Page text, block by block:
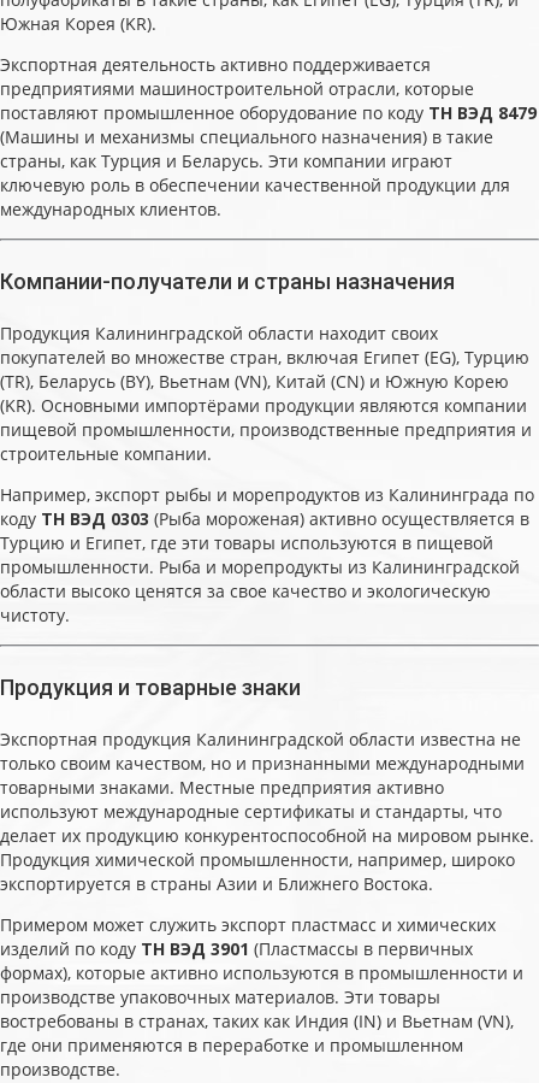
Южная Корея (KR).
Экспортная деятельность активно поддерживается
предприятиями машиностроительной отрасли, которые
поставляют промышленное оборудование по коду ТН ВЭД 8479
(Машины и механизмы специального назначения) в такие
страны, как Турция и Беларусь. Эти компании играют
ключевую роль в обеспечении качественной продукции для
международных клиентов.
Компании-получатели и страны назначения
Продукция Калининградской области находит своих
покупателей во множестве стран, включая Египет (EG), Турцию
(TR), Беларусь (BY), Вьетнам (VN), Китай (CN) и Южную Корею
(KR). Основными импортёрами продукции являются компании
пищевой промышленности, производственные предприятия и
строительные компании.
Например, экспорт рыбы и морепродуктов из Калининграда по
коду ТН ВЭД 0303 (Рыба мороженая) активно осуществляется в
Турцию и Египет, где эти товары используются в пищевой
промышленности. Рыба и морепродукты из Калининградской
области высоко ценятся за свое качество и экологическую
чистоту.
Продукция и товарные знаки
Экспортная продукция Калининградской области известна не
только своим качеством, но и признанными международными
товарными знаками. Местные предприятия активно
используют международные сертификаты и стандарты, что
делает их продукцию конкурентоспособной на мировом рынке.
Продукция химической промышленности, например, широко
экспортируется в страны Азии и Ближнего Востока.
Примером может служить экспорт пластмасс и химических
изделий по коду ТН ВЭД 3901 (Пластмассы в первичных
формах), которые активно используются в промышленности и
производстве упаковочных материалов. Эти товары
востребованы в странах, таких как Индия (IN) и Вьетнам (VN),
где они применяются в переработке и промышленном
производстве.